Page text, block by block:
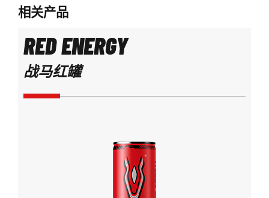
相关产品
RED ENERGY
战马红罐